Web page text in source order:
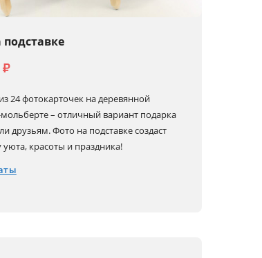
₽
24 фотокарточек на деревянной
мольберте – отличный вариант подарка
друзьям. Фото на подставке создаст
красоты и праздника!